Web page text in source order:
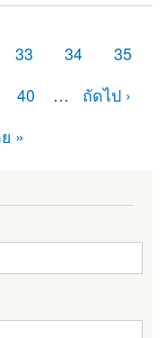
33 34
35
40 …
ถัดไป ›
»